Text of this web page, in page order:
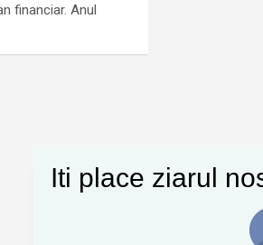
financiar. Anul
Iti place ziarul